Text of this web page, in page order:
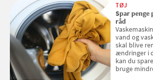
TØJ
Spar penge
råd
vand og
skal blive
ændringer i
kan du
bruge